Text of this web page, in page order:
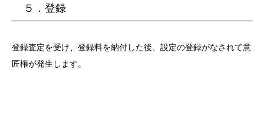
５．登録
登録査定を受け、登録料を納付した後、設定の登録がなされて意
匠権が発生します。